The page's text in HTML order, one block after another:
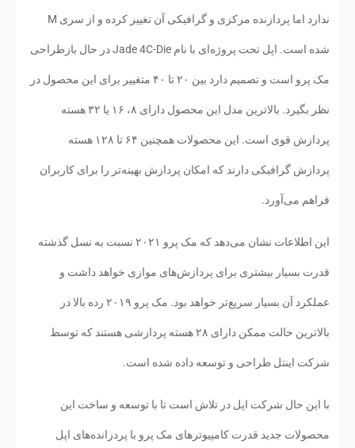
ندارد اما پردازنده مرکزی و گرافیکی آن تغییر کرده و از سری M
شده است. اپل تحت پروژه‌ای با نام Jade 4C-Die در حال بازطراحی
مک پرو است و تصمیم دارد بین ۲۰ تا ۴۰ متغییر برای این محصول در
نظر بگیرد. بالاترین مدل این محصول دارای ۸، ۱۶ یا ۳۲ هسته
پردازش قوی است. این محصولات همچنین ۶۴ تا ۱۲۸ هسته
پردازش گرافیکی دارند که امکان پردازش بهینه‌تر را برای کاربران
فراهم می‌آورد.
این اطلاعات نشان می‌دهد که مک پرو ۲۰۲۱ نسبت به نسل گذشته
قدرت بسیار بیشتری برای پردازش‌های موازی خواهد داشت و
عملکرد‌ آن بسیار سریع‌تر خواهد بود. مک پرو ۲۰۱۹ رده بالا در
بالاترین حالت ممکن دارای ۲۸ هسته پردازشی هستند که توسط
شرکت اینتل طراحی و توسعه داده شده است.
با این حال شرکت اپل در تلاش است تا با توسعه و ساخت این
محصولات جدید قدرت کامپیوترهای مک پرو با پردزانده‌های اپل